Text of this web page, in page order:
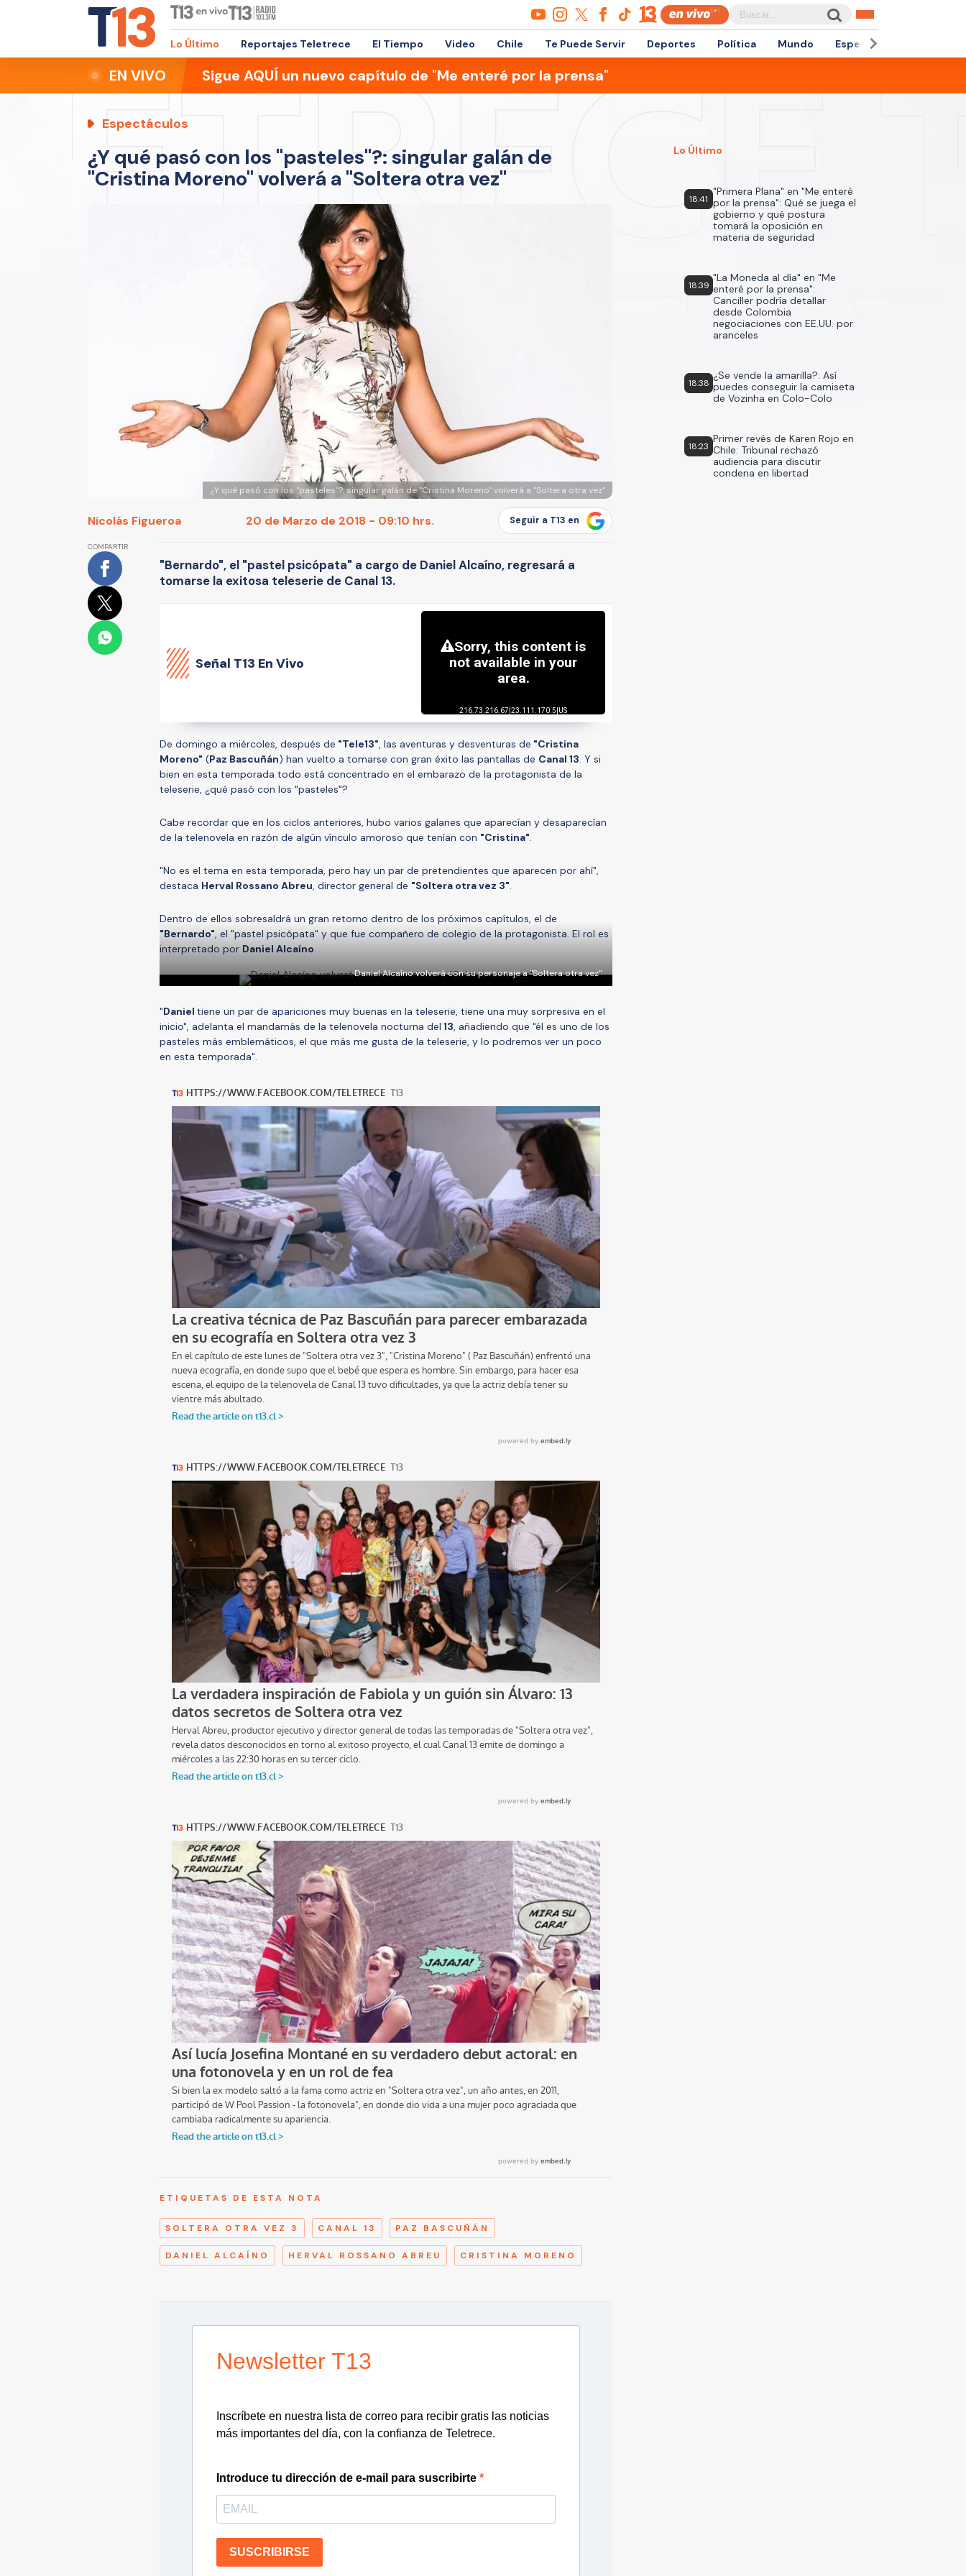
Lo Último Reportajes Teletrece El Tiempo Video Chile Te Puede Servir Deportes Política Mundo Espectáculos
EN VIVO Sigue AQUÍ un nuevo capítulo de "Me enteré por la prensa"
Espectáculos
¿Y qué pasó con los "pasteles"?: singular galán de
"Cristina Moreno" volverá a "Soltera otra vez"
¿Y qué pasó con los "pasteles"?: singular galán de "Cristina Moreno" volverá a "Soltera otra vez"
Nicolás Figueroa 20 de Marzo de 2018 - 09:10 hrs. Seguir a T13 en
COMPARTIR
"Bernardo", el "pastel psicópata" a cargo de Daniel Alcaíno, regresará a
tomarse la exitosa teleserie de Canal 13.
Señal T13 En Vivo
De domingo a miércoles, después de "Tele13", las aventuras y desventuras de "Cristina
Moreno" (Paz Bascuñán) han vuelto a tomarse con gran éxito las pantallas de Canal 13. Y si
bien en esta temporada todo está concentrado en el embarazo de la protagonista de la
teleserie, ¿qué pasó con los "pasteles"?
Cabe recordar que en los ciclos anteriores, hubo varios galanes que aparecían y desaparecían
de la telenovela en razón de algún vínculo amoroso que tenían con "Cristina".
"No es el tema en esta temporada, pero hay un par de pretendientes que aparecen por ahí",
destaca Herval Rossano Abreu, director general de "Soltera otra vez 3".
Dentro de ellos sobresaldrá un gran retorno dentro de los próximos capítulos, el de
"Bernardo", el "pastel psicópata" y que fue compañero de colegio de la protagonista. El rol es
interpretado por Daniel Alcaíno.
Daniel Alcaíno volverá con su personaje a "Soltera otra vez"
"Daniel tiene un par de apariciones muy buenas en la teleserie, tiene una muy sorpresiva en el
inicio", adelanta el mandamás de la telenovela nocturna del 13, añadiendo que "él es uno de los
pasteles más emblemáticos, el que más me gusta de la teleserie, y lo podremos ver un poco
en esta temporada".
ETIQUETAS DE ESTA NOTA
SOLTERA OTRA VEZ 3 CANAL 13 PAZ BASCUÑÁN
DANIEL ALCAÍNO HERVAL ROSSANO ABREU CRISTINA MORENO
Newsletter T13
Inscríbete en nuestra lista de correo para recibir gratis las noticias
más importantes del día, con la confianza de Teletrece.
Introduce tu dirección de e-mail para suscribirte
SUSCRIBIRSE
Lo Último
18:41
"Primera Plana" en "Me enteré
por la prensa": Qué se juega el
gobierno y qué postura
tomará la oposición en
materia de seguridad
18:39
"La Moneda al día" en "Me
enteré por la prensa":
Canciller podría detallar
desde Colombia
negociaciones con EE.UU. por
aranceles
18:38
¿Se vende la amarilla?: Así
puedes conseguir la camiseta
de Vozinha en Colo-Colo
18:23
Primer revés de Karen Rojo en
Chile: Tribunal rechazó
audiencia para discutir
condena en libertad